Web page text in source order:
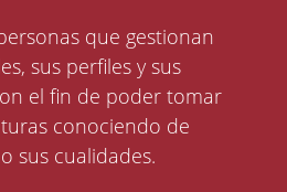
que gestionan
sus perfiles y sus
el fin de poder tomar
conociendo de
sus cualidades.